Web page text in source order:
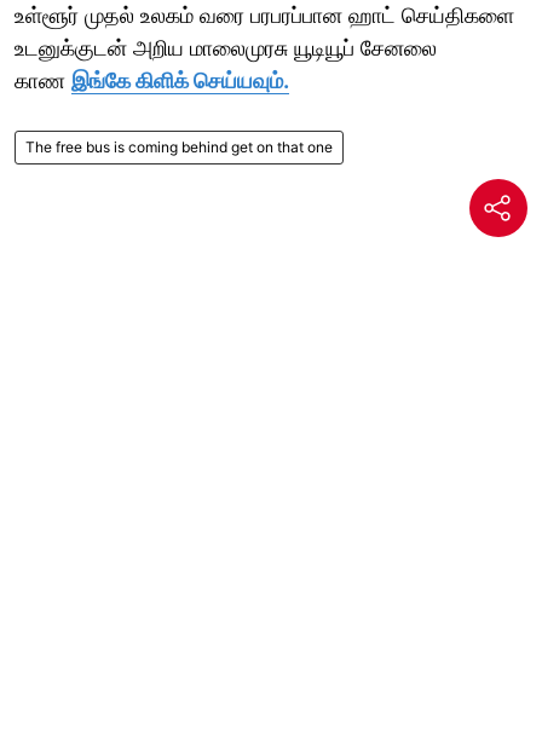
உள்ளூர் முதல் உலகம் வரை பரபரப்பான ஹாட் செய்திகளை
உடனுக்குடன் அறிய மாலைமுரசு யூடியூப் சேனலை
காண இங்கே கிளிக் செய்யவும்.
The free bus is coming behind get on that one